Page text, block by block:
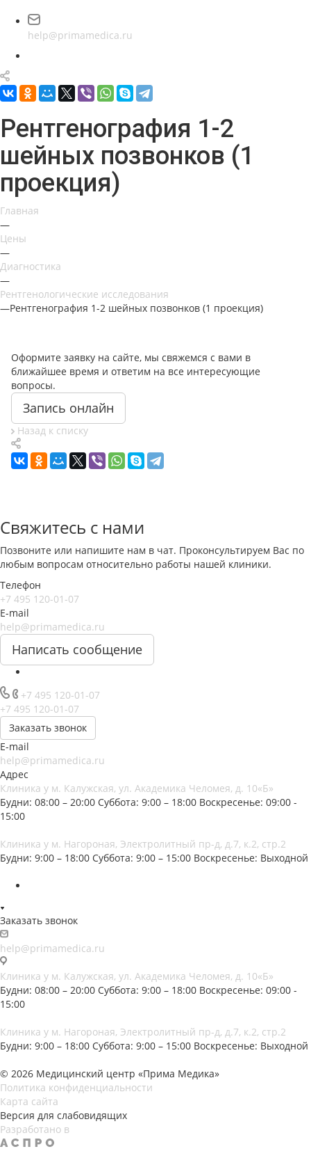
help@primamedica.ru
Рентгенография 1-2
шейных позвонков (1
проекция)
Главная
—
Цены
—
Диагностика
—
Рентгенологические исследования
—Рентгенография 1-2 шейных позвонков (1 проекция)
Оформите заявку на сайте, мы свяжемся с вами в
ближайшее время и ответим на все интересующие
вопросы.
Запись онлайн
Назад к списку
Свяжитесь с нами
Позвоните или напишите нам в чат. Проконсультируем Вас по
любым вопросам относительно работы нашей клиники.
Телефон
+7 495 120-01-07
E-mail
help@primamedica.ru
Написать сообщение
+7 495 120-01-07
+7 495 120-01-07
Заказать звонок
E-mail
help@primamedica.ru
Адрес
Клиника у м. Калужская, ул. Академика Челомея, д. 10«Б»
Будни: 08:00 – 20:00 Суббота: 9:00 – 18:00 Воскресенье: 09:00 -
15:00
Клиника у м. Нагороная, Электролитный пр-д, д.7, к.2, стр.2
Будни: 9:00 – 18:00 Суббота: 9:00 – 15:00 Воскресенье: Выходной
Заказать звонок
help@primamedica.ru
Клиника у м. Калужская, ул. Академика Челомея, д. 10«Б»
Будни: 08:00 – 20:00 Суббота: 9:00 – 18:00 Воскресенье: 09:00 -
15:00
Клиника у м. Нагороная, Электролитный пр-д, д.7, к.2, стр.2
Будни: 9:00 – 18:00 Суббота: 9:00 – 15:00 Воскресенье: Выходной
© 2026 Медицинский центр «Прима Медика»
Политика конфиденциальности
Карта сайта
Версия для слабовидящих
Разработано в